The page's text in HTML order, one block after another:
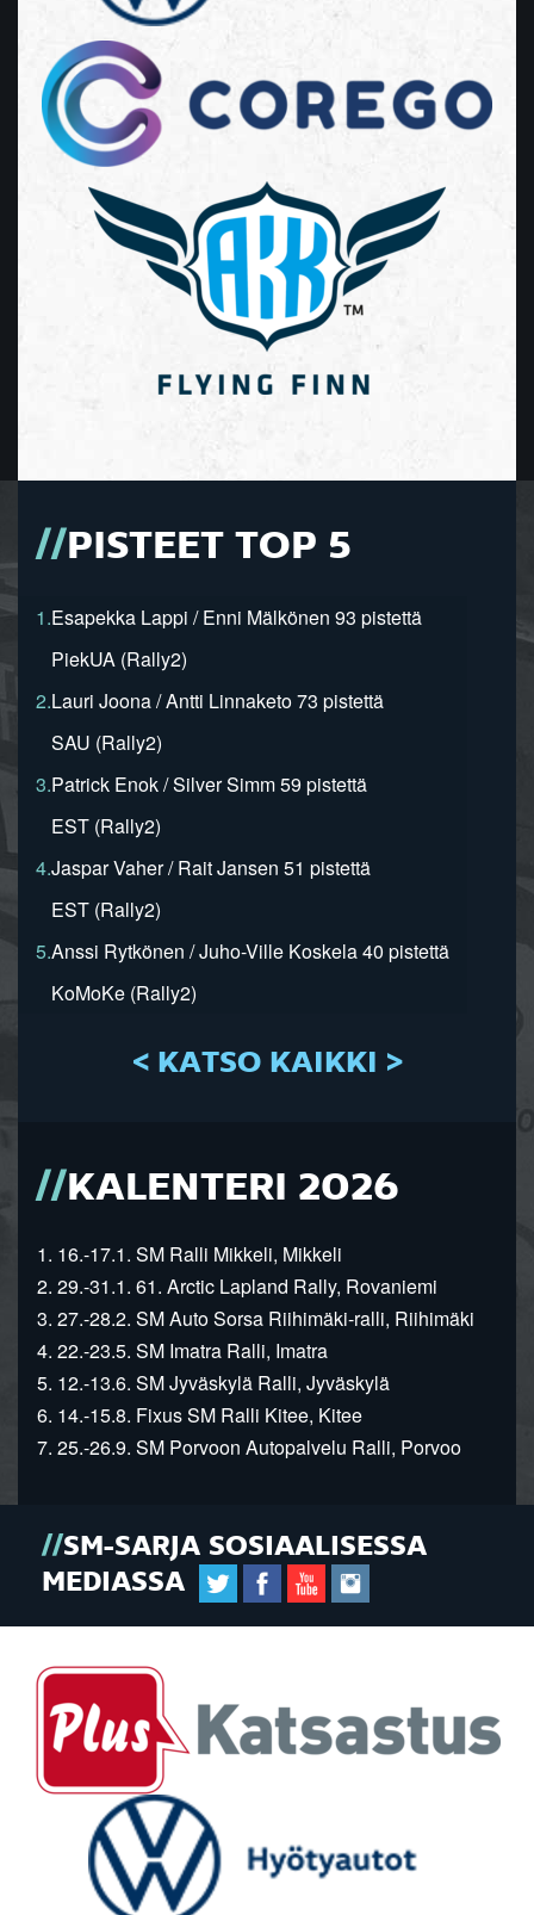
PISTEET TOP 5
1.Esapekka Lappi / Enni Mälkönen 93 pistettä
PiekUA (Rally2)
2.Lauri Joona / Antti Linnaketo 73 pistettä
SAU (Rally2)
3.Patrick Enok / Silver Simm 59 pistettä
EST (Rally2)
4.Jaspar Vaher / Rait Jansen 51 pistettä
EST (Rally2)
5.Anssi Rytkönen / Juho-Ville Koskela 40 pistettä
KoMoKe (Rally2)
< KATSO KAIKKI >
KALENTERI 2026
1. 16.-17.1. SM Ralli Mikkeli, Mikkeli
2. 29.-31.1. 61. Arctic Lapland Rally, Rovaniemi
3. 27.-28.2. SM Auto Sorsa Riihimäki-ralli, Riihimäki
4. 22.-23.5. SM Imatra Ralli, Imatra
5. 12.-13.6. SM Jyväskylä Ralli, Jyväskylä
6. 14.-15.8. Fixus SM Ralli Kitee, Kitee
7. 25.-26.9. SM Porvoon Autopalvelu Ralli, Porvoo
SM-SARJA SOSIAALISESSA
MEDIASSA